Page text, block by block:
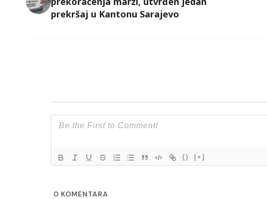
prekršaj u Kantonu Sarajevo
{} [+]
0 KOMENTARA